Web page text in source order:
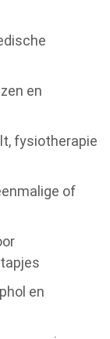
en
fysiotherapie
of
en